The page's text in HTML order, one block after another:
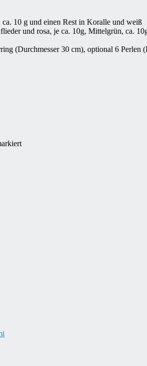
10 g und einen Rest in Koralle und weiß
und rosa, je ca. 10g, Mittelgrün, ca.
(Durchmesser 30 cm), optional 6 Perlen